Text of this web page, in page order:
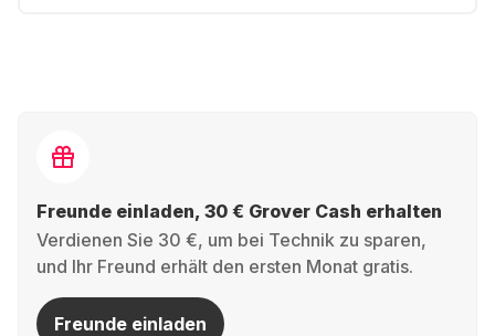
Freunde einladen, 30 € Grover Cash erhalten
Verdienen Sie 30 €, um bei Technik zu sparen,
und Ihr Freund erhält den ersten Monat gratis.
Freunde einladen